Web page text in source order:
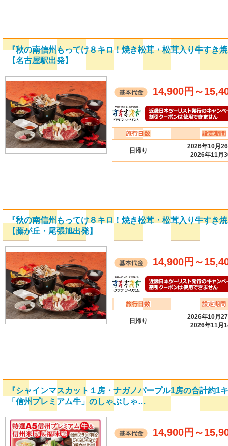
『秋の南信州もってけ８キロ！焼き松茸・松茸入り牛すき
【名古屋駅出発】
14,900円 ～
日帰り
2026年10月
2026年11月
『秋の南信州もってけ８キロ！焼き松茸・松茸入り牛すき
【藤が丘・尾張旭出発】
14,900円 ～
日帰り
2026年10月
2026年11月
『シャインマスカット１房・ナガノパープル1房の合計約1
「信州プレミアム牛」のしゃぶしゃ…
14,900円 ～